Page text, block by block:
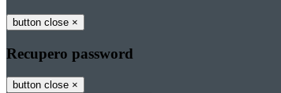
button close ×
Recupero password
button close ×